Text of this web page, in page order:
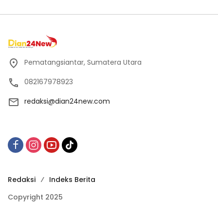
Pematangsiantar, Sumatera Utara
082167978923
redaksi@dian24new.com
Redaksi
Indeks Berita
Copyright 2025